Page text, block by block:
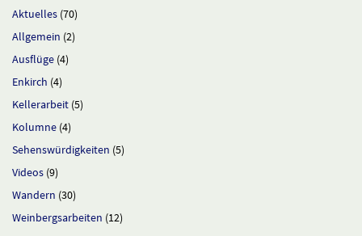
Aktuelles (70)
Allgemein (2)
Ausflüge (4)
Enkirch (4)
Kellerarbeit (5)
Kolumne (4)
Sehenswürdigkeiten (5)
Videos (9)
Wandern (30)
Weinbergsarbeiten (12)